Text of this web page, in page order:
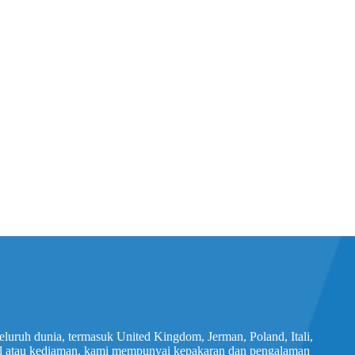
dunia, termasuk United Kingdom, Jerman, Poland, Itali,
kediaman, kami mempunyai kepakaran dan pengalaman